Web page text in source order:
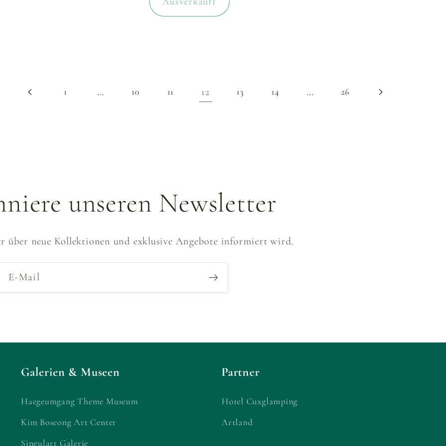
1 … 10 11 12 13 14 … 26
unseren Newsletter
über neue Kollektionen und exklusive Angebote informiert wird.
E-Mail
Galerien & Museen
Haegeumgang Theme Museum
Kim Boseong Art Center
Singulart Galerie
Partner
Hotel Cuxglamping
Artland